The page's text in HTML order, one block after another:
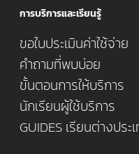
การบริการและเรียนรู้
ขอใบประเมินค่าใช้จ่าย
คำถามที่พบบ่อย
ขั้นตอนการให้บริการ
นักเรียนผู้ใช้บริการ
GUIDES เรียนต่างประ